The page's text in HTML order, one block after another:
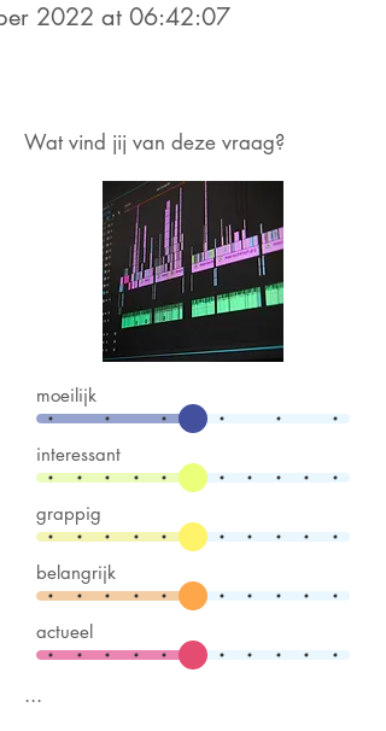
2022 at 06:42:07
Wat vind jij van deze vraag?
moeilijk
interessant
grappig
belangrijk
actueel
...